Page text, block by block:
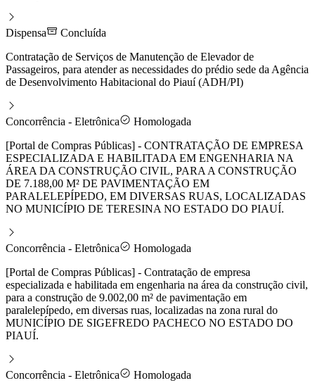
Dispensa
Concluída
Contratação de Serviços de Manutenção de Elevador de
Passageiros, para atender as necessidades do prédio sede da Agência
de Desenvolvimento Habitacional do Piauí (ADH/PI)
Concorrência - Eletrônica
Homologada
[Portal de Compras Públicas] - CONTRATAÇÃO DE EMPRESA
ESPECIALIZADA E HABILITADA EM ENGENHARIA NA
ÁREA DA CONSTRUÇÃO CIVIL, PARA A CONSTRUÇÃO
DE 7.188,00 M² DE PAVIMENTAÇÃO EM
PARALELEPÍPEDO, EM DIVERSAS RUAS, LOCALIZADAS
NO MUNICÍPIO DE TERESINA NO ESTADO DO PIAUÍ.
Concorrência - Eletrônica
Homologada
[Portal de Compras Públicas] - Contratação de empresa
especializada e habilitada em engenharia na área da construção civil,
para a construção de 9.002,00 m² de pavimentação em
paralelepípedo, em diversas ruas, localizadas na zona rural do
MUNICÍPIO DE SIGEFREDO PACHECO NO ESTADO DO
PIAUÍ.
Concorrência - Eletrônica
Homologada